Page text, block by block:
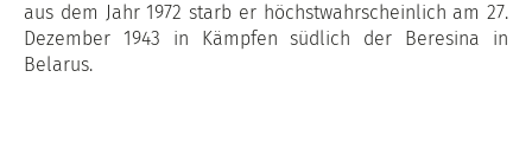
aus dem Jahr 1972 starb er höchstwahrscheinlich am 27.
Dezember 1943 in Kämpfen südlich der Beresina in
Belarus.